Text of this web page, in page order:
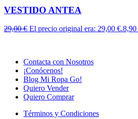
VESTIDO ANTEA
29,00€ El precio original era: 29,00 €.8,90
Contacta con Nosotros
¡Conócenos!
Blog Mi Ropa Go!
Quiero Vender
Quiero Comprar
Términos y Condiciones